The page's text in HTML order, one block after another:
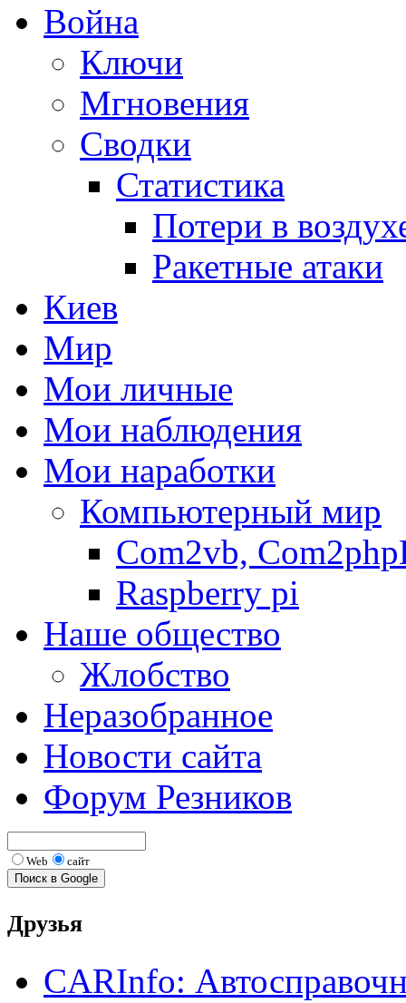
Война
Ключи
Мгновения
Сводки
Статистика
Потери в
Ракетные атаки
Киев
Мир
Мои личные
Мои наблюдения
Мои наработки
Компьютерный мир
Com2vb,
Raspberry pi
Наше общество
Жлобство
Неразобранное
Новости сайта
Форум Резников
Web сайт
Друзья
CARInfo: